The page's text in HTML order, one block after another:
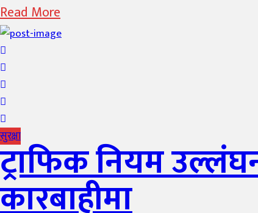
Read More
सुरक्षा
ट्राफिक नियम
कारबाहीमा